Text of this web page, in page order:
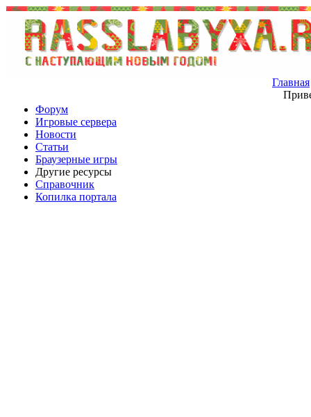
Главная
Форум
Игровые сервера
Новости
Статьи
Браузерные игры
Другие ресурсы
Справочник
Копилка портала